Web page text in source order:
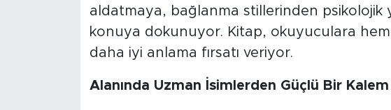
aldatmaya, bağlanma stillerinden psikolojik
konuya dokunuyor. Kitap, okuyuculara
daha iyi anlama fırsatı veriyor.
Alanında Uzman İsimlerden Güçlü Bir